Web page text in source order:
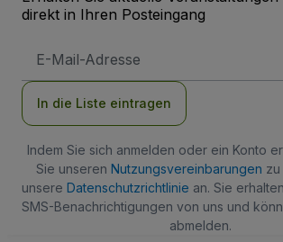
direkt in Ihren Posteingang
Mail-
In die Liste eintragen
Indem Sie sich anmelden oder ein Konto
Sie unseren Nutzungsvereinbarungen
unsere Datenschutzrichtlinie an. Sie
SMS-Benachrichtigungen von uns und
abmelden.